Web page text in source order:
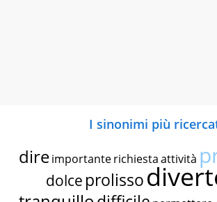
I sinonimi più
dire importante richiestaattività
dolce prolisso